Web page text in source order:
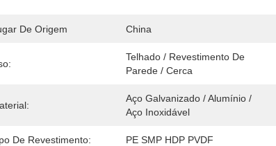
De Origem China
Telhado / Revestimento De
Parede / Cerca
Aço Galvanizado / Alumínio /
Aço Inoxidável
De Revestimento: PE SMP HDP PVDF